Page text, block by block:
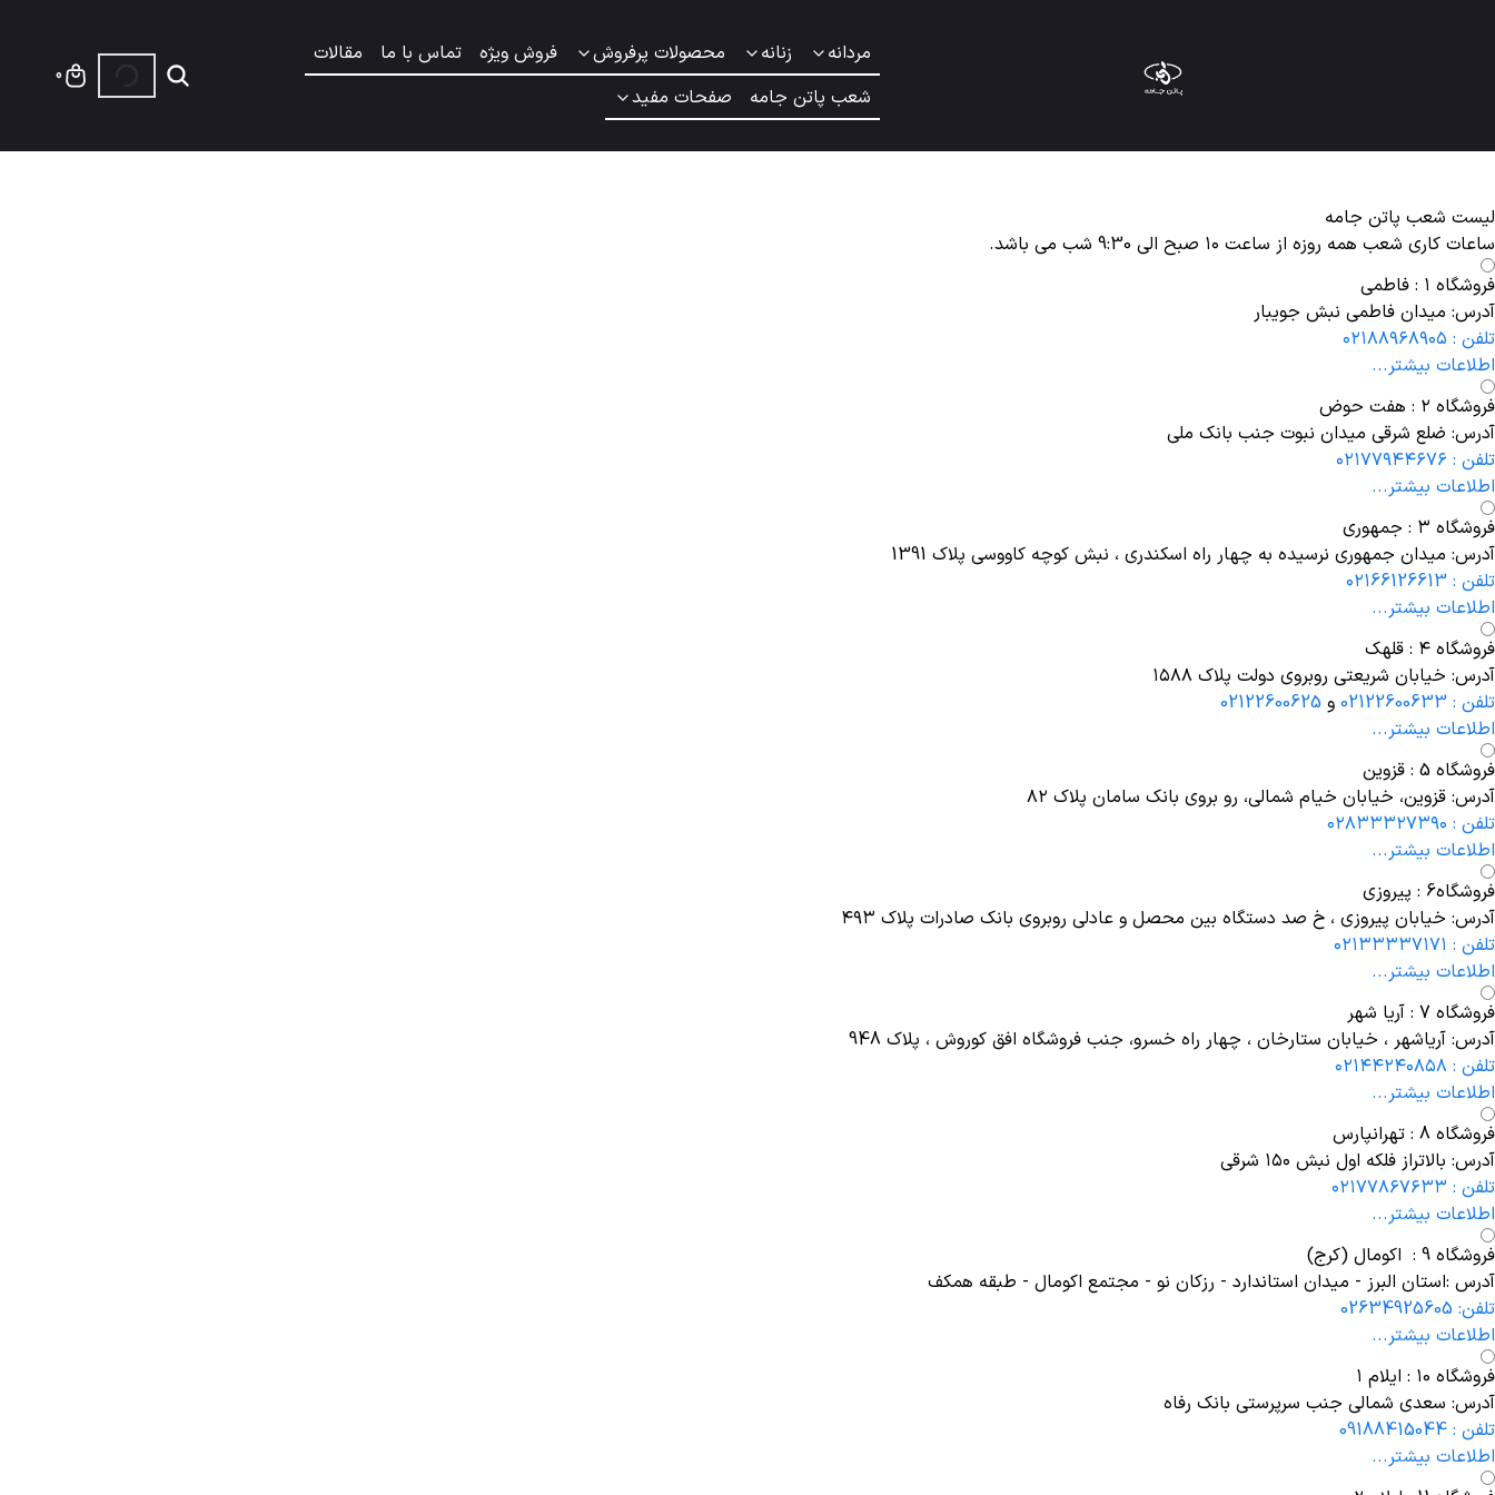
مردانه زنانه محصولات پرفروش فروش ویژه تماس با ما
مقالات
شعب پاتن جامه
صفحات مفید
0
لیست شعب پاتن جامه
ساعات کاری شعب همه روزه از ساعت ۱۰ صبح الی 9:30 شب می باشد.
فروشگاه ۱ : فاطمی
آدرس: میدان فاطمی نبش جویبار
تلفن : ۰۲۱۸۸۹۶۸۹۰۵
اطلاعات بیشتر...
فروشگاه ۲ : هفت حوض
آدرس: ضلع شرقی میدان نبوت جنب بانک ملی
تلفن : ۰۲۱۷۷۹۴۴۶۷۶
اطلاعات بیشتر...
فروشگاه ۳ : جمهوری
آدرس: میدان جمهوری نرسیده به چهار راه اسکندری ، نبش کوچه کاووسی پلاک 1391
تلفن : ۰۲۱66126613
اطلاعات بیشتر...
فروشگاه ۴ : قلهک
آدرس: خیابان شریعتی روبروی دولت پلاک ۱۵۸۸
تلفن : 02122600633
و 02122600625
اطلاعات بیشتر...
فروشگاه 5 : قزوین
آدرس: قزوین، خیابان خیام شمالی، رو بروی بانک سامان پلاک ۸۲
تلفن : ۰۲۸۳۳۳۲۷۳۹۰
اطلاعات بیشتر...
فروشگاه6 : پیروزی
آدرس: خیابان پیروزی ، خ صد دستگاه بین محصل و عادلی روبروی بانک صادرات پلاک ۴۹۳
تلفن : ۰۲۱۳۳۳۳۷۱۷۱
اطلاعات بیشتر...
فروشگاه 7 : آریا شهر
آدرس: آریاشهر ، خیابان ستارخان ، چهار راه خسرو، جنب فروشگاه افق کوروش ، پلاک 948
تلفن : ۰۲۱۴۴۲۴۰۸۵۸
اطلاعات بیشتر...
فروشگاه 8 : تهرانپارس
آدرس: بالاتراز فلکه اول نبش ۱۵۰ شرقی
تلفن : ۰۲۱۷۷۸۶۷۶۳۳
اطلاعات بیشتر...
فروشگاه 9 : اکومال (کرج)
آدرس :استان البرز - میدان استاندارد - رزکان نو - مجتمع اکومال - طبقه همکف
تلفن: 02634925605
اطلاعات بیشتر...
فروشگاه ۱0 : ایلام ۱
آدرس: سعدی شمالی جنب سرپرستی بانک رفاه
تلفن : 09188415044
اطلاعات بیشتر...